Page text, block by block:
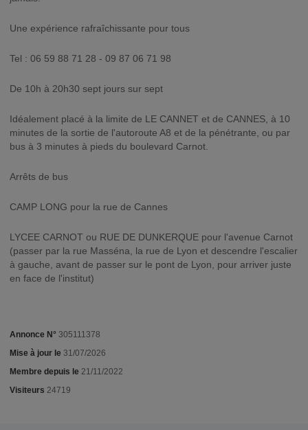
Une expérience rafraîchissante pour tous
Tel : 06 59 88 71 28 - 09 87 06 71 98
De 10h à 20h30 sept jours sur sept
Idéalement placé à la limite de LE CANNET et de CANNES, à 10
minutes de la sortie de l'autoroute A8 et de la pénétrante, ou par
bus à 3 minutes à pieds du boulevard Carnot.
Arrêts de bus
CAMP LONG pour la rue de Cannes
LYCEE CARNOT ou RUE DE DUNKERQUE pour l'avenue Carnot
(passer par la rue Masséna, la rue de Lyon et descendre l'escalier
à gauche, avant de passer sur le pont de Lyon, pour arriver juste
en face de l'institut)
Annonce N° 305111378
Mise à jour le 31/07/2026
Membre depuis le 21/11/2022
Visiteurs 24719